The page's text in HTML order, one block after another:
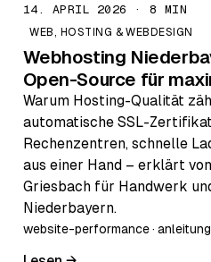
14. APRIL 2026 · 8 MIN
WEB, HOSTING & WEBDESIGN
Webhosting
Open-Source für
Warum Hosting-Qualität
automatische SSL-
Rechenzentren, schnelle
aus einer Hand – erklärt
Griesbach für Handwerk
Niederbayern.
website-performance · anleitung